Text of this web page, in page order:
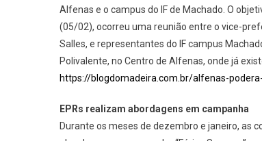
Alfenas e o campus do IF de Machado. O
(05/02), ocorreu uma reunião entre o vice-
Salles, e representantes do IF campus
Polivalente, no Centro de Alfenas, onde já
https://blogdomadeira.com.br/alfenas-
EPRs realizam abordagens em campanha
Durante os meses de dezembro e janeiro, as